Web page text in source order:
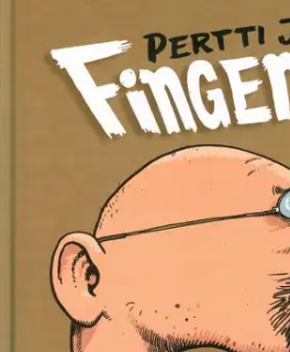
Tuotekuvaus
Kymmenen vuotta on paasattu, että
naurettava sarja. Nauraminen jatkuu
Fingerpori 10 -kirjan kantta koristaakin
Jorma Suoron naama. Jarla on jälleen
vuoden Fingerpori-stripeistä.